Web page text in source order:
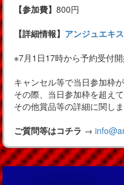
【参加費】 800円
【詳細情報】 アンジュエキ
※7月1日17時から予約受付
キャンセル等で当日参加枠
その際、当日参加枠を超え
その他賞品等の詳細に関し
ご質問等はコチラ →